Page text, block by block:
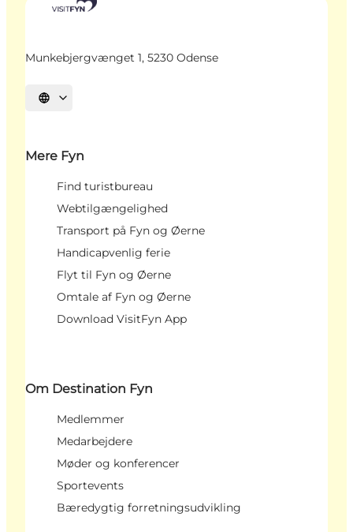
Munkebjergvænget 1, 5230 Odense
Vælg sprog
Mere Fyn
Find turistbureau
Webtilgængelighed
Transport på Fyn og Øerne
Handicapvenlig ferie
Flyt til Fyn og Øerne
Omtale af Fyn og Øerne
Download VisitFyn App
Om Destination Fyn
Medlemmer
Medarbejdere
Møder og konferencer
Sportevents
Bæredygtig forretningsudvikling